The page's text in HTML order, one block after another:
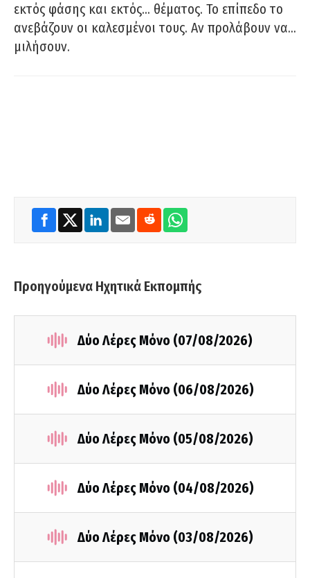
εκτός φάσης και εκτός… θέματος. Το επίπεδο το
ανεβάζουν οι καλεσμένοι τους. Αν προλάβουν να…
μιλήσουν.
Προηγούμενα Ηχητικά Εκπομπής
Δύο Λέρες Μόνο (07/08/2026)
Δύο Λέρες Μόνο (06/08/2026)
Δύο Λέρες Μόνο (05/08/2026)
Δύο Λέρες Μόνο (04/08/2026)
Δύο Λέρες Μόνο (03/08/2026)